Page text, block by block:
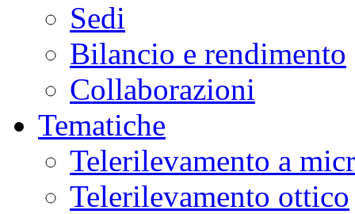
Sedi
Bilancio e rendimento
Collaborazioni
Tematiche
Telerilevamento a
Telerilevamento ottico